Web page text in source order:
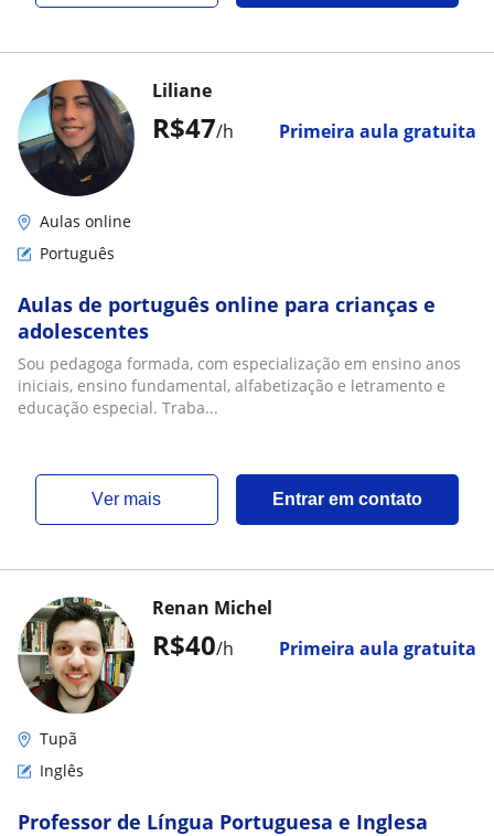
R$47/h Primeira aula gratuita
Liliane
Aulas online
Português
Aulas de português online para crianças e
adolescentes
Sou pedagoga formada, com especialização em ensino anos
iniciais, ensino fundamental, alfabetização e letramento e
educação especial. Traba...
ver mais Entrar em contato
R$40/h Primeira aula gratuita
Renan Michel
Tupã
Inglês
Professor de Língua Portuguesa e Inglesa